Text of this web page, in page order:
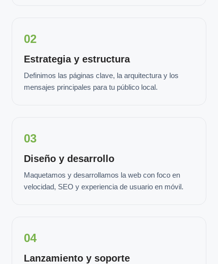
02
Estrategia y estructura
Definimos las páginas clave, la arquitectura y los
mensajes principales para tu público local.
03
Diseño y desarrollo
Maquetamos y desarrollamos la web con foco en
velocidad, SEO y experiencia de usuario en móvil.
04
Lanzamiento y soporte